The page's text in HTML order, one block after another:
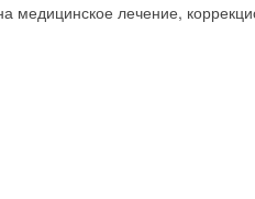
медицинское лечение,